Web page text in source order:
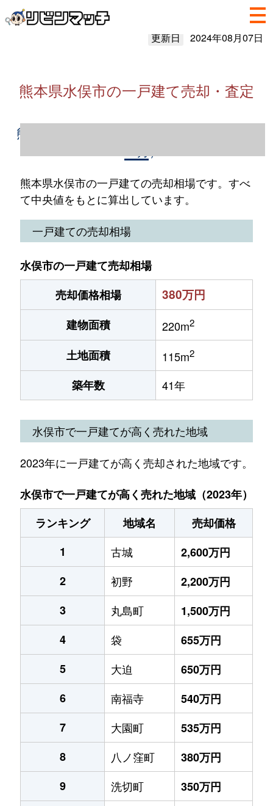
更新日 2024年08月07日
熊本県水俣市の一戸建て売却・査定
熊本県水俣市の一戸建て売却情報（2023年1
熊本県水俣市の一戸建ての売却相場です。すべ
て中央値をもとに算出しています。
一戸建ての売却相場
水俣市の一戸建て売却相場
売却価格相場
380万円
建物面積 220m2
土地面積 115m2
築年数 41年
水俣市で一戸建てが高く売れた地域
2023年に一戸建てが高く売却された地域です。
水俣市で一戸建てが高く売れた地域（2023年）
ランキング
地域名
売却価格
1
古城
2,600万円
2
初野
2,200万円
3
丸島町
1,500万円
4
袋
655万円
5
大迫
650万円
6
南福寺
540万円
7
大園町
535万円
8
八ノ窪町
380万円
9
洗切町
350万円